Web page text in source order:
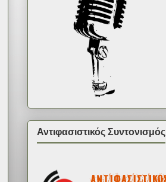
Αντιφασιστικός Συντονισμός